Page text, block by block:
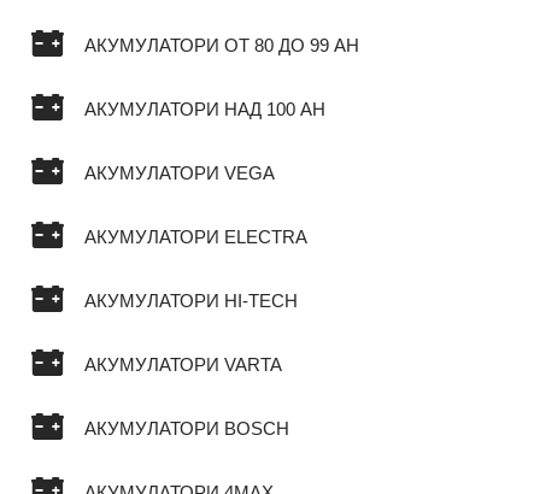
АКУМУЛАТОРИ ОТ 80 ДО 99 AH
АКУМУЛАТОРИ НАД 100 AH
АКУМУЛАТОРИ VEGA
АКУМУЛАТОРИ ELECTRA
АКУМУЛАТОРИ HI-TECH
АКУМУЛАТОРИ VARTA
АКУМУЛАТОРИ BOSCH